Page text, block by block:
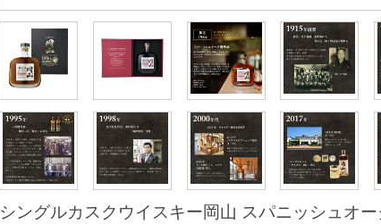
シングルカスクウイスキー岡山 スパニッシュオ